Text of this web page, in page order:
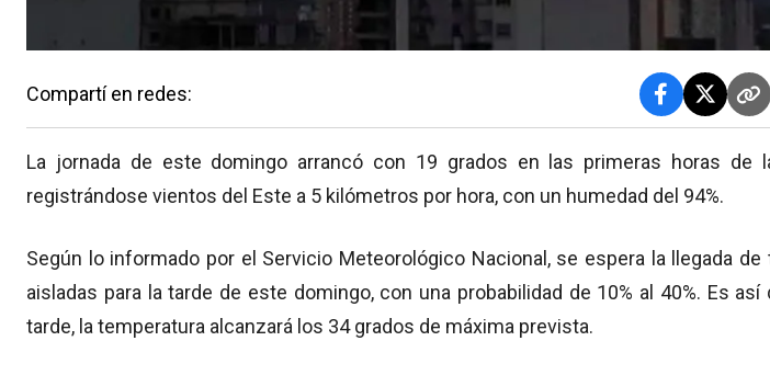
Compartí en redes:
La jornada de este domingo arrancó con 19 grados en las primeras horas de
registrándose vientos del Este a 5 kilómetros por hora, con un humedad del 94%.
Según lo informado por el Servicio Meteorológico Nacional, se espera la llegada de
aisladas para la tarde de este domingo, con una probabilidad de 10% al 40%. Es así
tarde, la temperatura alcanzará los 34 grados de máxima prevista.